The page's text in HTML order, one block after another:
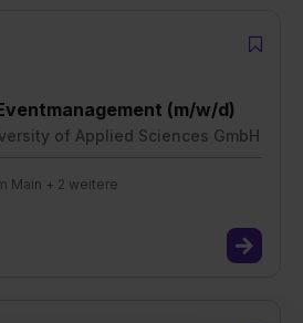
(m/w/d)
of Applied Sciences GmbH
Main + 2 weitere